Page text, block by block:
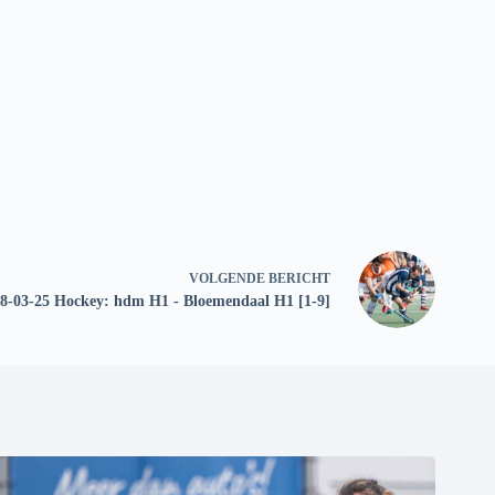
VOLGENDE BERICHT
03-25 Hockey: hdm H1 - Bloemendaal H1 [1-9]